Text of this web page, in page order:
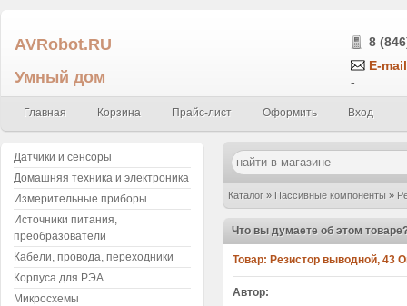
AVRobot.RU
Умный дом
8
E-
-
Главная Корзина Прайс-лист Оформить Вход
Каталог » Пассивные компоненты »
Что вы думаете об этом
Товар: Резистор выводной, 43
Автор:
Датчики и сенсоры
Домашняя техника и электроника
Измерительные приборы
Источники питания,
преобразователи
Кабели, провода, переходники
Корпуса для РЭА
Микросхемы